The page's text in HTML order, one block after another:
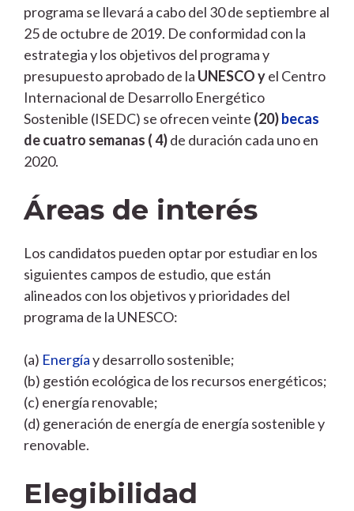
programa se llevará a cabo del 30 de septiembre al
25 de octubre de 2019. De conformidad con la
estrategia y los objetivos del programa y
presupuesto aprobado de la UNESCO yel Centro
Internacional de Desarrollo Energético
Sostenible (ISEDC) se ofrecen veinte (20)becas
de cuatro semanas ( 4)de duración cada uno en
2020.
Áreas de interés
Los candidatos pueden optar por estudiar en los
siguientes campos de estudio, que están
alineados con los objetivos y prioridades del
programa de la UNESCO:
(a) Energíay desarrollo sostenible;
(b) gestión ecológica de los recursos energéticos;
(c) energía renovable;
(d) generación de energía de energía sostenible y
renovable.
Elegibilidad